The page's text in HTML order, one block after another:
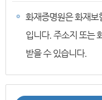
화재증명원은 화재보
입니다. 주소지 또는
받을 수 있습니다.